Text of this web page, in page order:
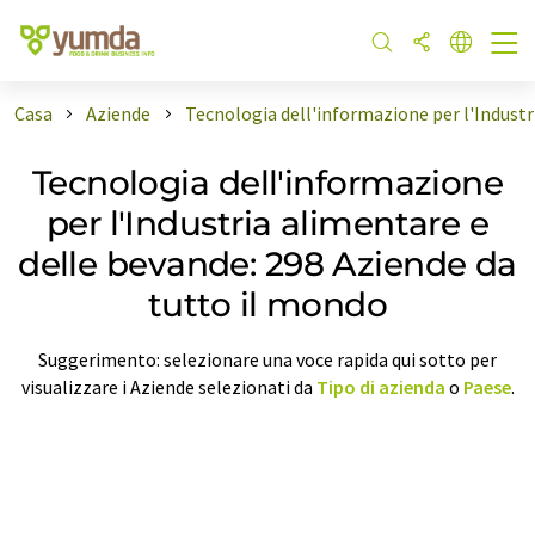
Casa Aziende Tecnologia dell'informazione per
Tecnologia dell'informazione
per l'Industria alimentare e
delle bevande: 298 Aziende da
tutto il mondo
Suggerimento: selezionare una voce rapida qui sotto per
visualizzare i Aziende selezionati da Tipo di azienda o Paese.